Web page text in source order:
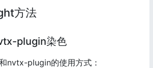
方法
plugin染色
nvtx-plugin的使用方式：